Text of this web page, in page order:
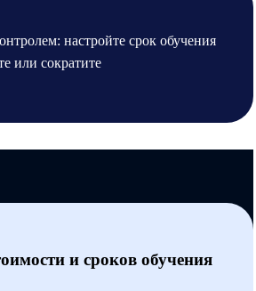
настройте срок обучения
или сократите
и сроков обучения